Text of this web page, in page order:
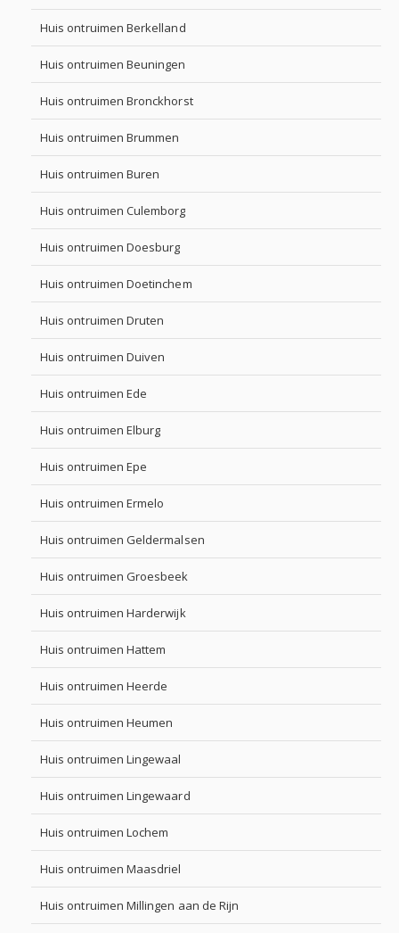
Huis ontruimen Berkelland
Huis ontruimen Beuningen
Huis ontruimen Bronckhorst
Huis ontruimen Brummen
Huis ontruimen Buren
Huis ontruimen Culemborg
Huis ontruimen Doesburg
Huis ontruimen Doetinchem
Huis ontruimen Druten
Huis ontruimen Duiven
Huis ontruimen Ede
Huis ontruimen Elburg
Huis ontruimen Epe
Huis ontruimen Ermelo
Huis ontruimen Geldermalsen
Huis ontruimen Groesbeek
Huis ontruimen Harderwijk
Huis ontruimen Hattem
Huis ontruimen Heerde
Huis ontruimen Heumen
Huis ontruimen Lingewaal
Huis ontruimen Lingewaard
Huis ontruimen Lochem
Huis ontruimen Maasdriel
Huis ontruimen Millingen aan de Rijn